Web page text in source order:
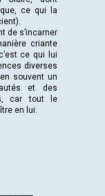
ce qui la
de s’incarner
criante
ce qui lui
diverses
souvent un
et des
car tout le
en lui.